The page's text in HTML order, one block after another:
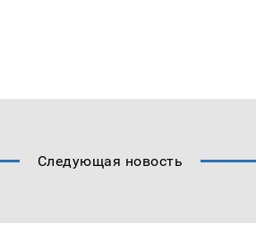
Следующая новость